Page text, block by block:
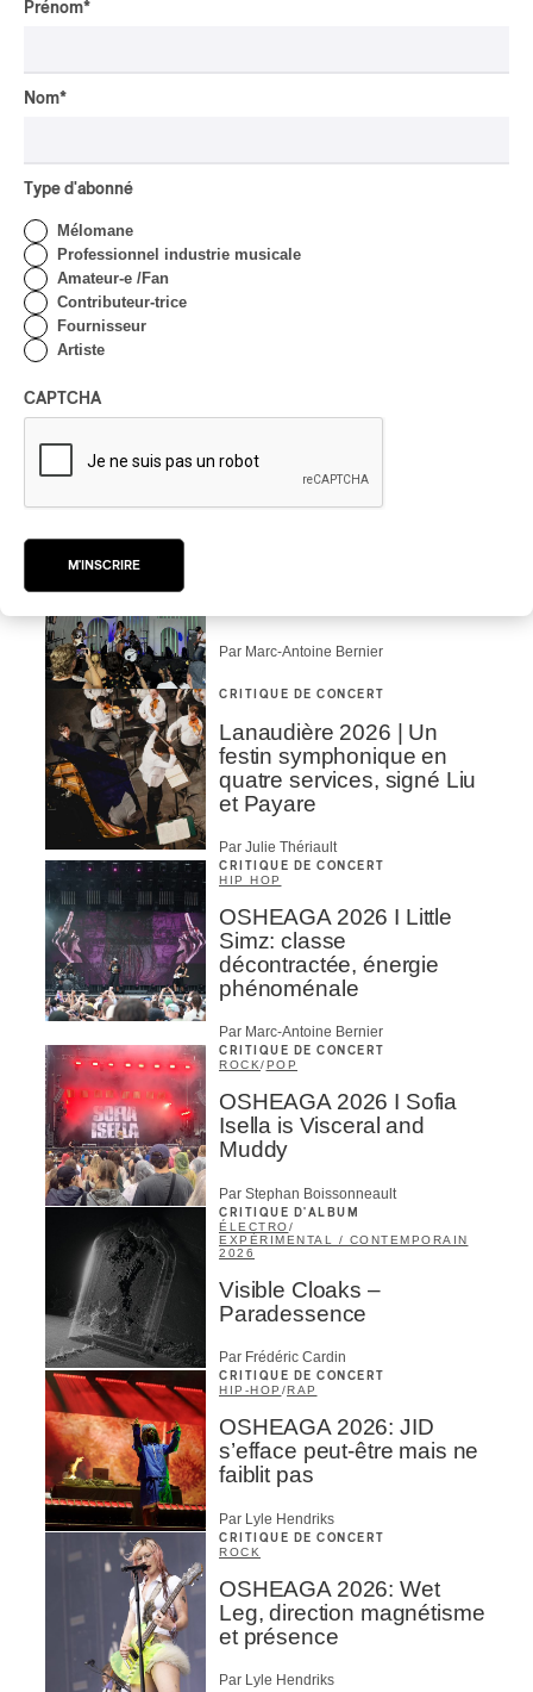
OSHEAGA 2026 I Viagra
OSHEAGA 2026 I
technicolore
Par Marc-Antoine Bernier
CRITIQUE DE CONCERT
Lanaudière 2026 | Un
festin symphonique en
quatre services, signé Liu
et Payare
Par Julie Thériault
CRITIQUE DE CONCERT
HIP HOP
OSHEAGA 2026 I Little
Simz: classe
décontractée, énergie
phénoménale
Par Marc-Antoine Bernier
CRITIQUE DE CONCERT
ROCK/ POP
OSHEAGA 2026 I Sofia
Isella is Visceral and
Muddy
Par Stephan Boissonneault
CRITIQUE D'ALBUM
ÉLECTRO/
EXPÉRIMENTAL / CONTEMPORAIN
2026
Visible Cloaks –
Paradessence
Par Frédéric Cardin
CRITIQUE DE CONCERT
HIP-HOP /RAP
OSHEAGA 2026: JID
s’efface peut-être mais ne
faiblit pas
Par Lyle Hendriks
CRITIQUE DE CONCERT
ROCK
OSHEAGA 2026: Wet
Leg, direction magnétisme
et présence
Par Lyle Hendriks
Prénom*
Nom*
Type d'abonné
Mélomane
Professionnel industrie musicale
Amateur-e /Fan
Contributeur-trice
Fournisseur
Artiste
CAPTCHA
M'INSCRIRE